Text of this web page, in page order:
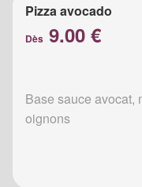
Pizza avocado
Dès 9.00 €
Base sauce avocat,
oignons